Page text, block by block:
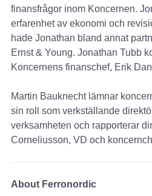
finansfrågor inom Koncernen.
erfarenhet av ekonomi och
hade Jonathan bland annat
Ernst & Young. Jonathan Tubb
Koncernens finanschef, Erik
Martin Bauknecht lämnar
sin roll som verkställande
verksamheten och rapporterar
Corneliusson, VD och
About Ferronordic